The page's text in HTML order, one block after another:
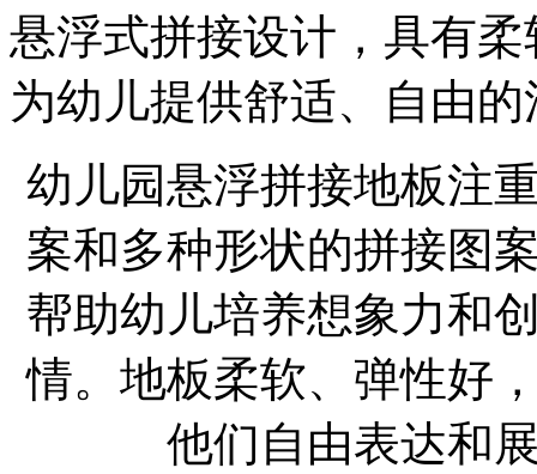
悬浮式拼接设计，具有
为幼儿提供舒适、自由
幼儿园悬浮拼接地板注
案和多种形状的拼接图
帮助幼儿培养想象力和
情。地板柔软、弹性好
他们自由表达和